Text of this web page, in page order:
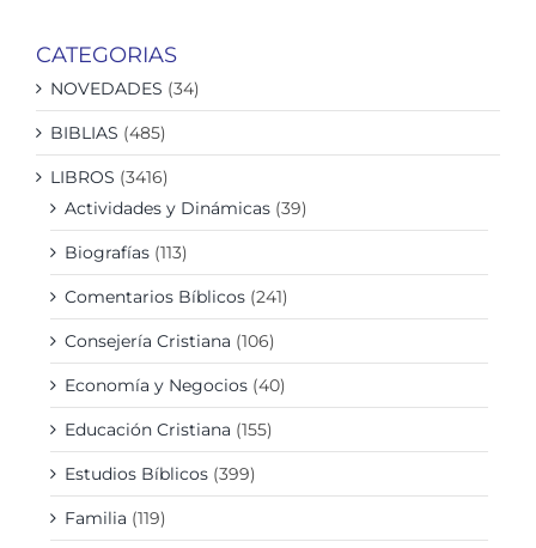
CATEGORIAS
NOVEDADES (34)
BIBLIAS (485)
LIBROS (3416)
Actividades y Dinámicas (39)
Biografías (113)
Comentarios Bíblicos (241)
Consejería Cristiana (106)
Economía y Negocios (40)
Educación Cristiana (155)
Estudios Bíblicos (399)
Familia (119)